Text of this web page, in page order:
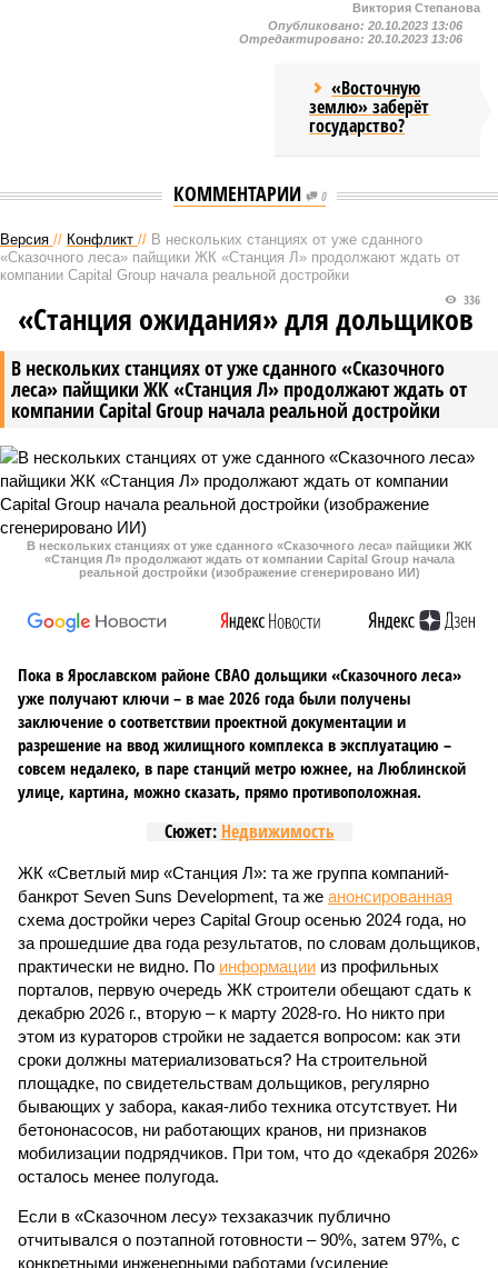
Виктория Степанова
Опубликовано: 20.10.2023 13:06
Отредактировано: 20.10.2023 13:06
«Восточную
землю» заберёт
государство?
КОММЕНТАРИИ 0
Версия // Конфликт // В нескольких станциях от уже сданного
«Сказочного леса» пайщики ЖК «Станция Л» продолжают ждать от
компании Capital Group начала реальной достройки
В нескольких станциях от уже сданного «Сказочного
леса» пайщики ЖК «Станция Л» продолжают ждать от
компании Capital Group начала реальной достройки
336
«Станция ожидания» для дольщиков
В нескольких станциях от уже сданного «Сказочного леса» пайщики ЖК
«Станция Л» продолжают ждать от компании Capital Group начала
реальной достройки (изображение сгенерировано ИИ)
Пока в Ярославском районе СВАО дольщики «Сказочного леса»
уже получают ключи – в мае 2026 года были получены
заключение о соответствии проектной документации и
разрешение на ввод жилищного комплекса в эксплуатацию –
совсем недалеко, в паре станций метро южнее, на Люблинской
улице, картина, можно сказать, прямо противоположная.
Сюжет: Недвижимость
ЖК «Светлый мир «Станция Л»: та же группа компаний-
банкрот Seven Suns Development, та же анонсированная
схема достройки через Capital Group осенью 2024 года, но
за прошедшие два года результатов, по словам дольщиков,
практически не видно. По информации из профильных
порталов, первую очередь ЖК строители обещают сдать к
декабрю 2026 г., вторую – к марту 2028-го. Но никто при
этом из кураторов стройки не задается вопросом: как эти
сроки должны материализоваться? На строительной
площадке, по свидетельствам дольщиков, регулярно
бывающих у забора, какая-либо техника отсутствует. Ни
бетононасосов, ни работающих кранов, ни признаков
мобилизации подрядчиков. При том, что до «декабря 2026»
осталось менее полугода.
Если в «Сказочном лесу» техзаказчик публично
отчитывался о поэтапной готовности – 90%, затем 97%, с
конкретными инженерными работами (усиление